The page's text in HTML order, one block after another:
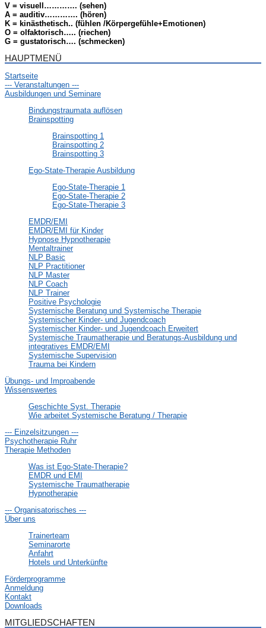
V = visuell…………. (sehen)
A = auditiv…………. (hören)
K = kinästhetisch.. (fühlen /Körpergefühle+Emotionen)
O = olfaktorisch….. (riechen)
G = gustatorisch…. (schmecken)
HAUPTMENÜ
Startseite
--- Veranstaltungen ---
Ausbildungen und Seminare
Bindungstraumata auflösen
Brainspotting
Brainspotting 1
Brainspotting 2
Brainspotting 3
Ego-State-Therapie Ausbildung
Ego-State-Therapie 1
Ego-State-Therapie 2
Ego-State-Therapie 3
EMDR/EMI
EMDR/EMI für Kinder
Hypnose Hypnotherapie
Mentaltrainer
NLP Basic
NLP Practitioner
NLP Master
NLP Coach
NLP Trainer
Positive Psychologie
Systemische Beratung und Systemische Therapie
Systemischer Kinder- und Jugendcoach
Systemischer Kinder- und Jugendcoach Erweitert
Systemische Traumatherapie und Beratungs-Ausbildung und
integratives EMDR/EMI
Systemische Supervision
Trauma bei Kindern
Übungs- und Improabende
Wissenswertes
Geschichte Syst. Therapie
Wie arbeitet Systemische Beratung / Therapie
--- Einzelsitzungen ---
Psychotherapie Ruhr
Therapie Methoden
Was ist Ego-State-Therapie?
EMDR und EMI
Systemische Traumatherapie
Hypnotherapie
--- Organisatorisches ---
Über uns
Trainerteam
Seminarorte
Anfahrt
Hotels und Unterkünfte
Förderprogramme
Anmeldung
Kontakt
Downloads
MITGLIEDSCHAFTEN